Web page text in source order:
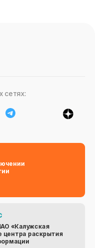
сетях:
«Калужская
центра раскрытия